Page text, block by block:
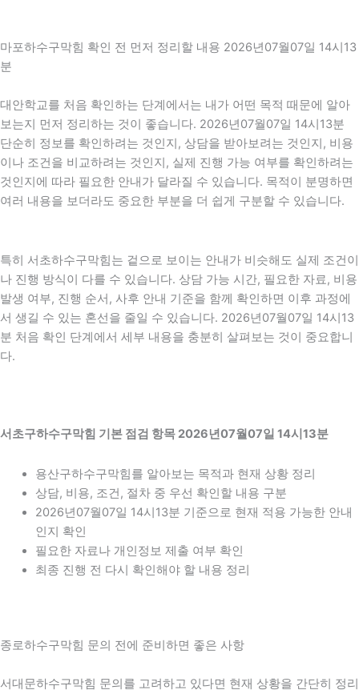
마포하수구막힘 확인 전 먼저 정리할 내용 2026년07월07일 14시13
분
대안학교를 처음 확인하는 단계에서는 내가 어떤 목적 때문에 알아
보는지 먼저 정리하는 것이 좋습니다. 2026년07월07일 14시13분
단순히 정보를 확인하려는 것인지, 상담을 받아보려는 것인지, 비용
이나 조건을 비교하려는 것인지, 실제 진행 가능 여부를 확인하려는
것인지에 따라 필요한 안내가 달라질 수 있습니다. 목적이 분명하면
여러 내용을 보더라도 중요한 부분을 더 쉽게 구분할 수 있습니다.
특히 서초하수구막힘는 겉으로 보이는 안내가 비슷해도 실제 조건이
나 진행 방식이 다를 수 있습니다. 상담 가능 시간, 필요한 자료, 비용
발생 여부, 진행 순서, 사후 안내 기준을 함께 확인하면 이후 과정에
서 생길 수 있는 혼선을 줄일 수 있습니다. 2026년07월07일 14시13
분 처음 확인 단계에서 세부 내용을 충분히 살펴보는 것이 중요합니
다.
서초구하수구막힘 기본 점검 항목 2026년07월07일 14시13분
용산구하수구막힘를 알아보는 목적과 현재 상황 정리
상담, 비용, 조건, 절차 중 우선 확인할 내용 구분
2026년07월07일 14시13분 기준으로 현재 적용 가능한 안내
인지 확인
필요한 자료나 개인정보 제출 여부 확인
최종 진행 전 다시 확인해야 할 내용 정리
종로하수구막힘 문의 전에 준비하면 좋은 사항
서대문하수구막힘 문의를 고려하고 있다면 현재 상황을 간단히 정리